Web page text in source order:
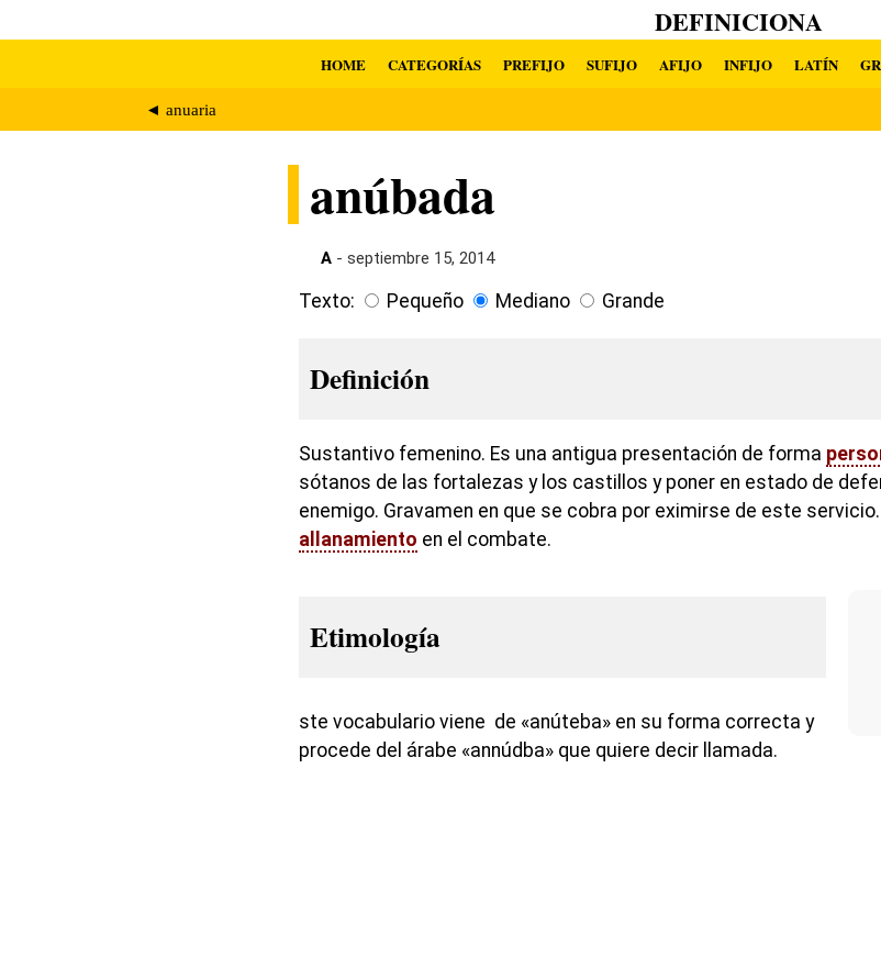
DEFINICIONA
HOME CATEGORÍAS PREFIJO SUFIJO AFIJO INFIJO LATÍN
◄ anuaria
anúbada
A - septiembre 15, 2014
Texto: Pequeño Mediano Grande
Definición
Sustantivo femenino. Es una antigua presentación de forma
sótanos de las fortalezas y los castillos y poner en estado de
enemigo. Gravamen en que se cobra por eximirse de este
allanamiento en el combate.
Etimología
ste vocabulario viene de «anúteba» en su forma correcta y
procede del árabe «annúdba» que quiere decir llamada.